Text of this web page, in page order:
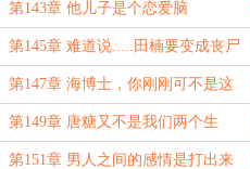
第143章 他儿子是个恋爱脑
第145章 难道说.....田楠要变成丧尸
了？
第147章 海博士，你刚刚可不是这
个态度！
第149章 唐糖又不是我们两个生
的，当然和我们两个长得不像
第151章 男人之间的感情是打出来